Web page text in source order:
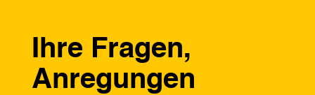
Ihre Fragen,
Anregungen